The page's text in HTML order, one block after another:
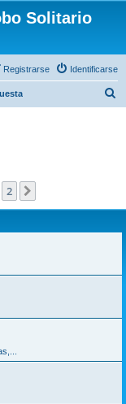
Solitario
Identificarse
Registrarse
2